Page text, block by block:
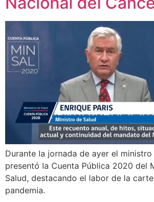
Durante la jornada de ayer el ministro
presentó la Cuenta Pública 2020 del
Salud, destacando el labor de la
pandemia.